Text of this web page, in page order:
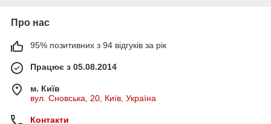
Про нас
95% позитивних з 94 відгуків за рік
Працює з 05.08.2014
м. Київ
вул. Сновська, 20, Київ, Україна
Контакти